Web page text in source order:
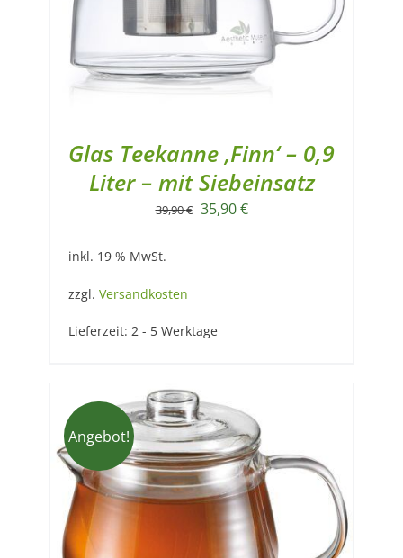
Glas Teekanne ‚Finn‘ – 0,9
Liter – mit Siebeinsatz
39,90€ Ursprünglicher
35,90€Aktueller
inkl. 19 % MwSt.
zzgl. Versandkosten
Lieferzeit: 2 - 5 Werktage
Angebot!